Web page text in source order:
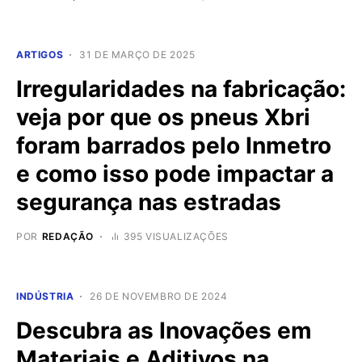
ARTIGOS 31 DE MARÇO DE 2025
Irregularidades na fabricação:
veja por que os pneus Xbri
foram barrados pelo Inmetro
e como isso pode impactar a
segurança nas estradas
POR REDAÇÃO 395 VISUALIZAÇÕES
INDÚSTRIA 26 DE NOVEMBRO DE 2024
Descubra as Inovações em